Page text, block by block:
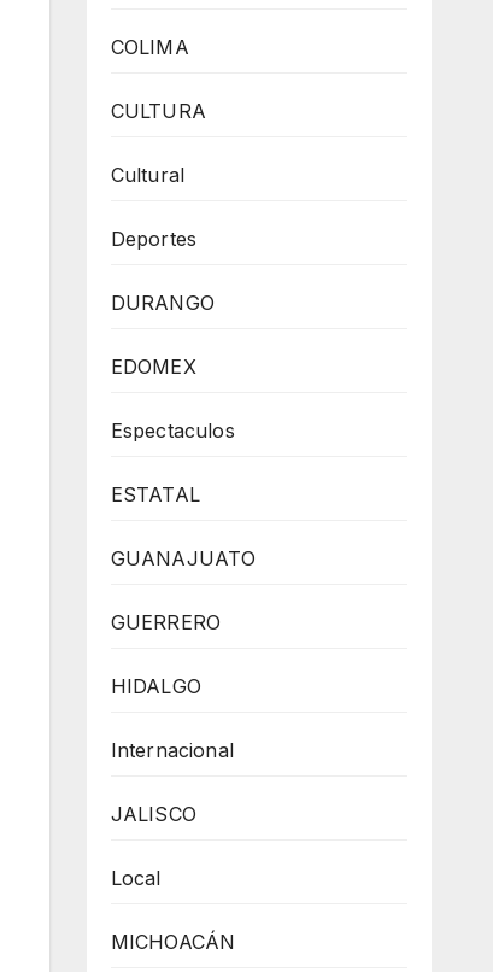
COLIMA
CULTURA
Cultural
Deportes
DURANGO
EDOMEX
Espectaculos
ESTATAL
GUANAJUATO
GUERRERO
HIDALGO
Internacional
JALISCO
Local
MICHOACÁN